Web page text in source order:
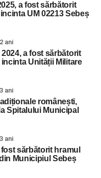
a fost sărbătorit
UM 02213 Sebeș
ani
a fost sărbătorit
Unității Militare
ani
românești,
Spitalului Municipal
ani
sărbătorit hramul
Municipiul Sebeș